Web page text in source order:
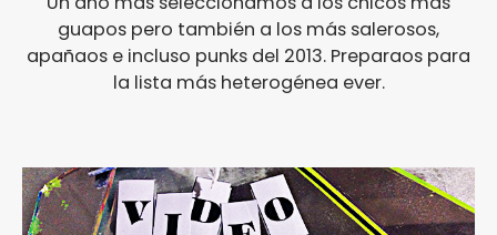
guapos pero también a los más salerosos,
apañaos e incluso punks del 2013. Preparaos para
la lista más heterogénea ever.